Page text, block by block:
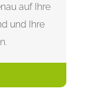
auf Ihre
und Ihre